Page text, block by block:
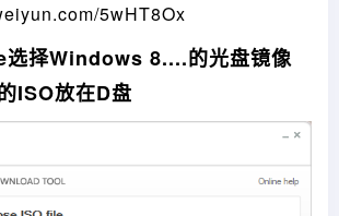
5wHT8Ox
择Windows 8....的光盘镜像
ISO放在D盘